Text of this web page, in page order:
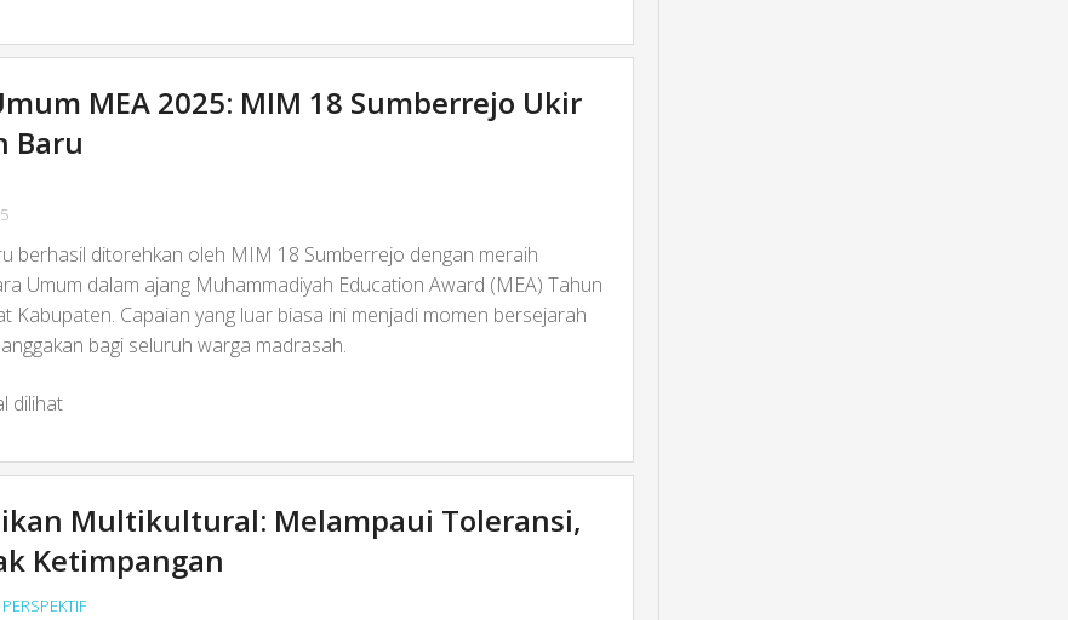
MEA 2025: MIM 18 Sumberrejo Ukir
Baru
berhasil ditorehkan oleh MIM 18 Sumberrejo dengan meraih
Umum dalam ajang Muhammadiyah Education Award (MEA) Tahun
Kabupaten. Capaian yang luar biasa ini menjadi momen bersejarah
bagi seluruh warga madrasah.
dilihat
Multikultural: Melampaui Toleransi,
Ketimpangan
PERSPEKTIF